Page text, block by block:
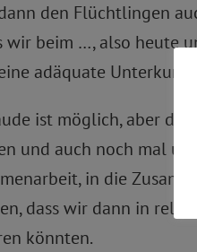
den Flüchtlingen
wir beim …, also heute
adäquate Unterkunft
ist möglich, aber
und auch noch mal
in die
dass wir dann in
könnten.